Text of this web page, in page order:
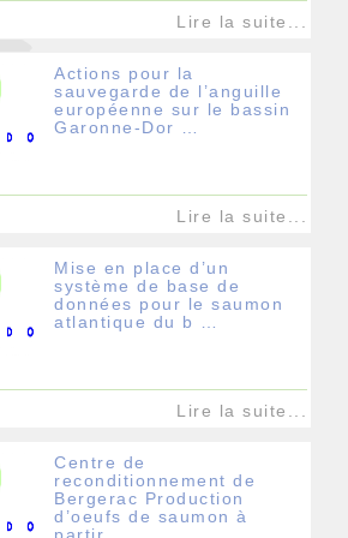
Lire la suite...
Actions pour la
sauvegarde de l’anguille
européenne sur le bassin
Garonne-Dor …
Lire la suite...
Mise en place d’un
système de base de
données pour le saumon
atlantique du b …
Lire la suite...
Centre de
reconditionnement de
Bergerac Production
d’oeufs de saumon à